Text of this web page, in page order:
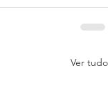
Ver tudo